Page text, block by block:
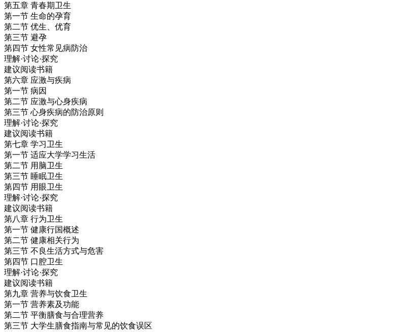
第五章 青春期卫生
第一节 生命的孕育
第二节 优生、优育
第三节 避孕
第四节 女性常见病防治
理解·讨论·探究
建议阅读书籍
第六章 应激与疾病
第一节 病因
第二节 应激与心身疾病
第三节 心身疾病的防治原则
理解·讨论·探究
建议阅读书籍
第七章 学习卫生
第一节 适应大学学习生活
第二节 用脑卫生
第三节 睡眠卫生
第四节 用眼卫生
理解·讨论·探究
建议阅读书籍
第八章 行为卫生
第一节 健康行国概述
第二节 健康相关行为
第三节 不良生活方式与危害
第四节 口腔卫生
理解·讨论·探究
建议阅读书籍
第九章 营养与饮食卫生
第一节 营养素及功能
第二节 平衡膳食与合理营养
第三节 大学生膳食指南与常见的饮食误区